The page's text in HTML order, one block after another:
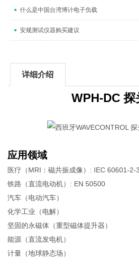
什么是中国台湾博计电子负载
安规测试仪器购买建议
详细介绍
WPH-DC 探
应用领域
医疗（MRI：磁共振成像）: IEC 60601-2-
铁路（直流电动机）: EN 50500
汽车（电动汽车）
化学工业（电解）
坚固的永磁体（重型磁体提升器）
能源（直流发电机）
计量（地球静态场）